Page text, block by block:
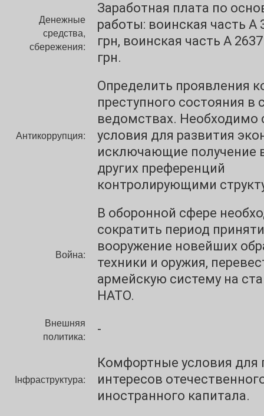
Денежные
средства,
сбережения:
Заработная плата по
работы: воинская часть А
грн, воинская часть А
грн.
Антикоррупция:
Определить проявления
преступного состояния в
ведомствах. Необходимо
условия для развития
исключающие получение
других преференций
контролирующими
Война:
В оборонной сфере
сократить период
вооружение новейших
техники и оружия,
армейскую систему на
НАТО.
Внешняя
политика:
-
Інфраструктура:
Комфортные условия для
интересов
иностранного капитала.